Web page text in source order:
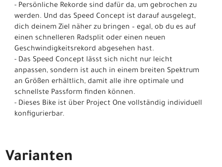
- Persönliche Rekorde sind dafür da, um gebrochen zu
werden. Und das Speed Concept ist darauf ausgelegt,
dich deinem Ziel näher zu bringen – egal, ob du es auf
einen schnelleren Radsplit oder einen neuen
Geschwindigkeitsrekord abgesehen hast.
- Das Speed Concept lässt sich nicht nur leicht
anpassen, sondern ist auch in einem breiten Spektrum
an Größen erhältlich, damit alle ihre optimale und
schnellste Passform finden können.
- Dieses Bike ist über Project One vollständig individuell
konfigurierbar.
Varianten